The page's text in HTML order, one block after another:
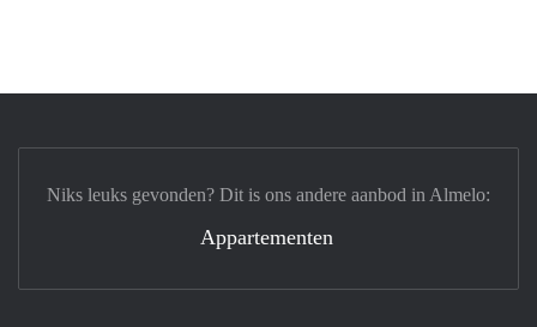
Niks leuks gevonden? Dit is ons andere aanbod in Almelo:
Appartementen